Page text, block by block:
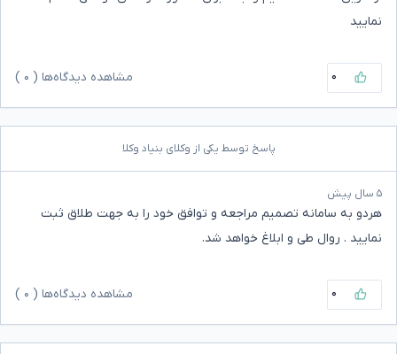
نمایید
۰ مشاهده دیدگاه‌ها ( ۰
پاسخ توسط یکی از وکلای بنیاد وکلا
۵ سال پیش
هردو به سامانه تصمیم مراجعه و توافق خود را به جهت طلاق ثبت
نمایید . روال طی و ابلاغ خواهد شد.
۰ مشاهده دیدگاه‌ها ( ۰